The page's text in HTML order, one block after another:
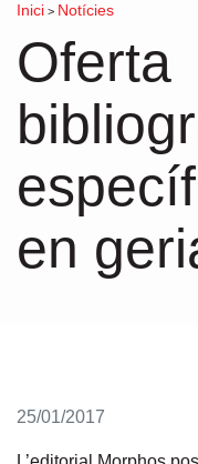
Inici > Notícies
Oferta
en
25/01/2017